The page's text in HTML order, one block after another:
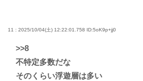
11 : 2025/10/04(土) 12:22:01.758 ID:5oK9p+jj0
>>8
不特定多数だな
そのくらい浮遊層は多い